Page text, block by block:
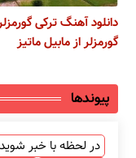
دانلود آهنگ ترکی
گورمزلر از مابیل ماتیز
پیوندها
در لحظه با خبر شوید